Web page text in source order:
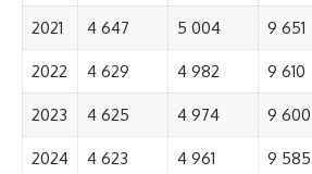
2021 4 647 5 004 9 651
2022 4 629 4 982 9 610
2023 4 625 4 974 9 600
2024 4 623 4 961 9 585